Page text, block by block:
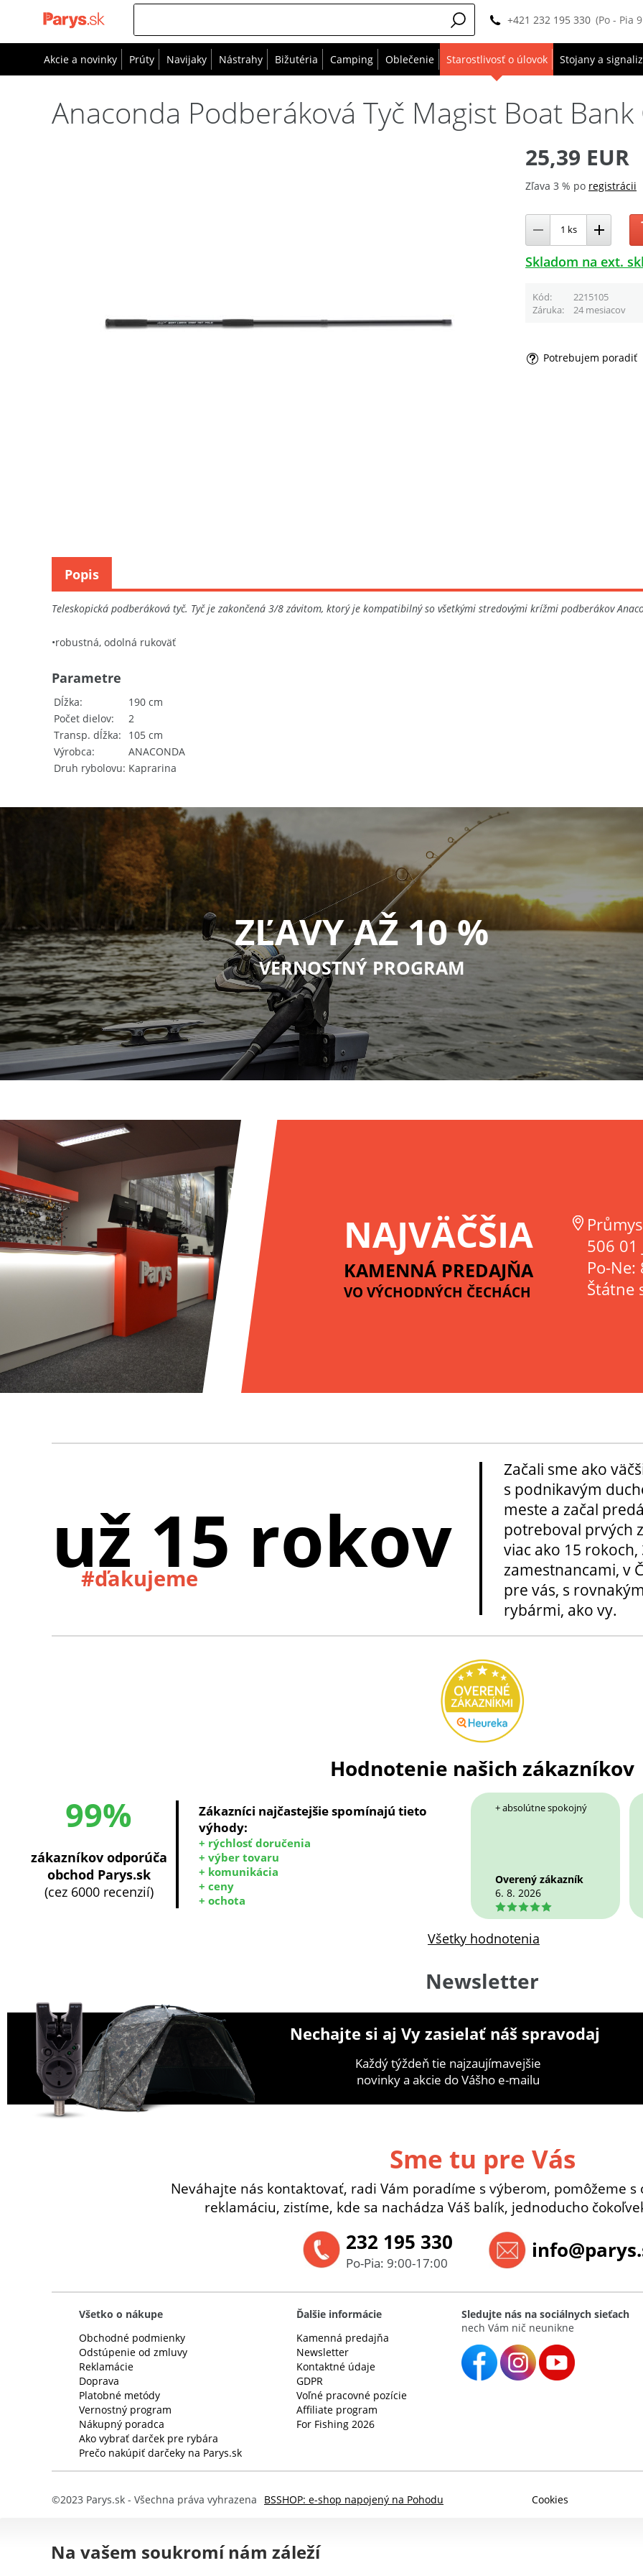
+421 232 195 330 (Po - Pia
Akcie a novinky Prúty Navijaky Nástrahy Bižutéria Camping Oblečenie Starostlivosť o úlovok Stojany a
Anaconda Podberáková Tyč Magist Boat
25,39 EUR
Zľava 3 % po registrácii
Skladom na ext.
Kód
2215105
Záruka
24 mesiacov
Potrebujem poradiť
Teleskopická podberáková tyč. Tyč je zakončená 3/8 závitom, ktorý je kompatibilný so všetkými stredovými krížmi podberákov
•robustná, odolná rukoväť
Dĺžka
190 cm
Počet dielov
2
Transp. dĺžka
105 cm
Výrobca
ANACONDA
Druh rybolovu Kaprarina
Parametre
Popis
ZĽAVY AŽ 10 %
VERNOSTNÝ PROGRAM
NAJVÄČŠIA
KAMENNÁ PREDAJŇA
VO VÝCHODNÝCH ČECHÁCH
506 01
Po-
Štátne
už 15 rokov
#ďakujeme
Začali sme ako
s podnikavým
meste a začal
potreboval prvých
viac ako 15
zamestnancami, v
pre vás, s
rybármi, ako vy.
Hodnotenie našich zákazníkov
99%
zákazníkov odporúča
obchod Parys.sk
(cez 6000 recenzií)
Zákazníci najčastejšie spomínajú tieto
výhody:
+ rýchlosť doručenia
+ výber tovaru
+ komunikácia
+ ceny
+ ochota
+ absolútne spokojný
Overený zákazník
6. 8. 2026
5
Všetky hodnotenia
Newsletter
Nechajte si aj Vy zasielať náš spravodaj
Každý týždeň tie najzaujímavejšie
novinky a akcie do Vášho e-mailu
Sme tu pre Vás
Neváhajte nás kontaktovať, radi Vám poradíme s výberom, pomôžeme
reklamáciu, zistíme, kde sa nachádza Váš balík, jednoducho
232 195 330
Po-Pia: 9:00-17:00
Všetko o nákupe
Obchodné podmienky
Odstúpenie od zmluvy
Reklamácie
Doprava
Platobné metódy
Vernostný program
Nákupný poradca
Ako vybrať darček pre rybára
Prečo nakúpiť darčeky na Parys.sk
Ďalšie informácie
Kamenná predajňa
Newsletter
Kontaktné údaje
GDPR
Voľné pracovné pozície
Affiliate program
For Fishing 2026
Sledujte nás na sociálnych sieťach
nech Vám nič neunikne
©2023 Parys.sk - Všechna práva vyhrazena BSSHOP: e-shop napojený na Pohodu Cookies
Na vašem soukromí nám záleží